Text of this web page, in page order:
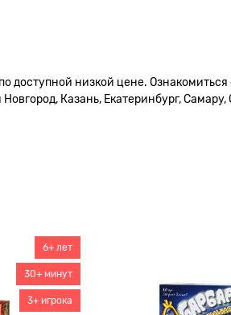
доступной низкой цене.
Казань, Екатеринбург, Самару,
6+ лет
30+ минут
3+ игрока